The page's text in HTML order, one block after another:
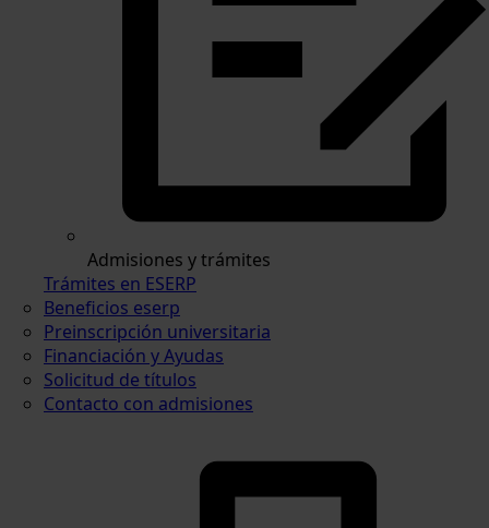
Admisiones y trámites
Trámites en ESERP
Beneficios eserp
Preinscripción universitaria
Financiación y Ayudas
Solicitud de títulos
Contacto con admisiones